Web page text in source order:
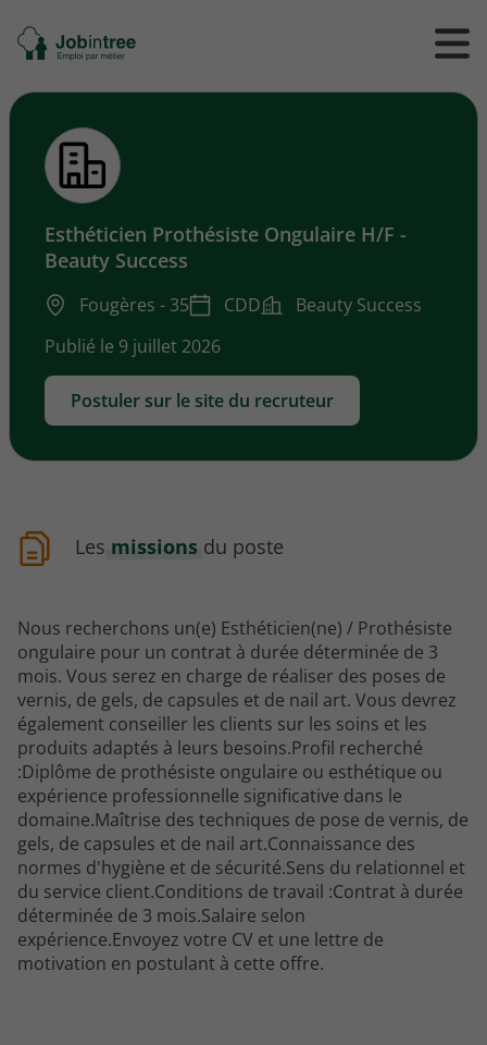
Se
rendre
Ouvrir
/
le
Esthéticien Prothésiste Ongulaire H/F -
Beauty Success
Fougères - 35 CDD
Beauty Success
Publié le 9 juillet 2026
Postuler sur le site du recruteur
Les missions du poste
Nous recherchons un(e) Esthéticien(ne) / Prothésiste
ongulaire pour un contrat à durée déterminée de 3
mois. Vous serez en charge de réaliser des poses de
vernis, de gels, de capsules et de nail art. Vous devrez
également conseiller les clients sur les soins et les
produits adaptés à leurs besoins.Profil recherché
:Diplôme de prothésiste ongulaire ou esthétique ou
expérience professionnelle significative dans le
domaine.Maîtrise des techniques de pose de vernis, de
gels, de capsules et de nail art.Connaissance des
normes d'hygiène et de sécurité.Sens du relationnel et
du service client.Conditions de travail :Contrat à durée
déterminée de 3 mois.Salaire selon
expérience.Envoyez votre CV et une lettre de
motivation en postulant à cette offre.